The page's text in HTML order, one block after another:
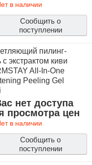
в наличии
Сообщить о
поступлении
пилинг-
с экстрактом киви
All-In-One
Peeling Gel
нет доступа
просмотра цен
в наличии
Сообщить о
поступлении